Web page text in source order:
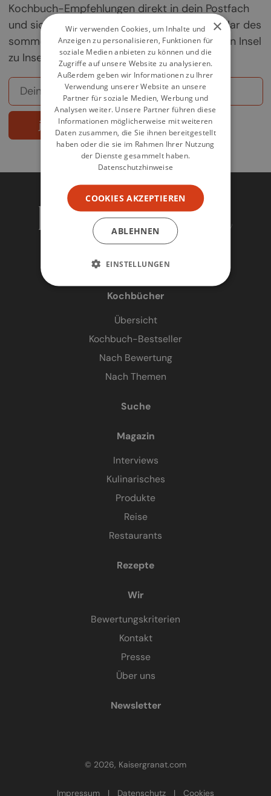
Kochbuch-Empfehlungen direkt in dein Postfach
und sichere dir deine Chance auf ein Exemplar des
sommerlichen Griechenland-Kochbuchs „Von Insel
zu Insel".
jetzt abonnieren
Kochbücher
Übersicht
Kochbuch-Bestseller
Nach Bewertung
Nach Themen
Suche
Magazin
Interviews
Kulinarisches
Produkte
Reise
Restaurants
Rezepte
Wir
Bewertungskriterien
Kontakt
Presse
Über uns
Newsletter
© 2026, Kaisergranat.com
Impressum | Datenschutz | Cookies
×
Wir verwenden Cookies, um Inhalte und
Anzeigen zu personalisieren, Funktionen für
soziale Medien anbieten zu können und die
Zugriffe auf unsere Website zu analysieren.
Außerdem geben wir Informationen zu Ihrer
Verwendung unserer Website an unsere
Partner für soziale Medien, Werbung und
Analysen weiter. Unsere Partner führen diese
Informationen möglicherweise mit weiteren
Daten zusammen, die Sie ihnen bereitgestellt
haben oder die sie im Rahmen Ihrer Nutzung
der Dienste gesammelt haben.
Datenschutzhinweise
COOKIES AKZEPTIEREN
ABLEHNEN
EINSTELLUNGEN